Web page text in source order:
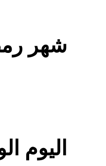
شهر
اليوم